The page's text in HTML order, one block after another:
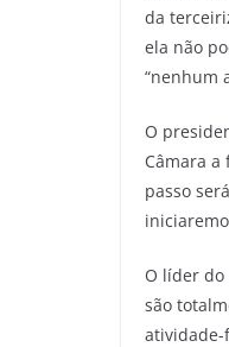
da
ela não
“nenhum
O
Câmara
passo
O líder do
são
atividade-